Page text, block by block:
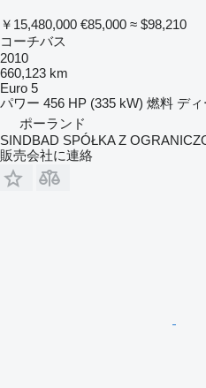
￥15,480,000 €85,000 ≈ $98,210
コーチバス
2010
660,123 km
Euro 5
パワー 456 HP (335 kW) 燃料 デ
ポーランド
SINDBAD SPÓŁKA Z
販売会社に連絡